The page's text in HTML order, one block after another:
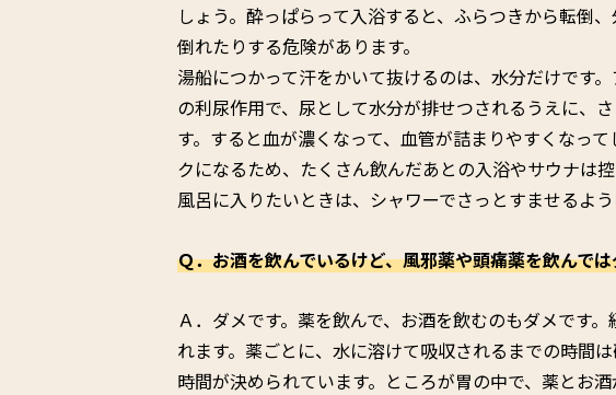
しょう。酔っぱらって入浴すると、ふらつきから転倒
倒れたりする危険があります。
湯船につかって汗をかいて抜けるのは、水分だけです
の利尿作用で、尿として水分が排せつされるうえに、
す。すると血が濃くなって、血管が詰まりやすくなっ
クになるため、たくさん飲んだあとの入浴やサウナは
風呂に入りたいときは、シャワーでさっとすませるよう
Ｑ．お酒を飲んでいるけど、風邪薬や頭痛薬を飲んで
Ａ．ダメです。薬を飲んで、お酒を飲むのもダメです
れます。薬ごとに、水に溶けて吸収されるまでの時間
時間が決められています。ところが胃の中で、薬とお